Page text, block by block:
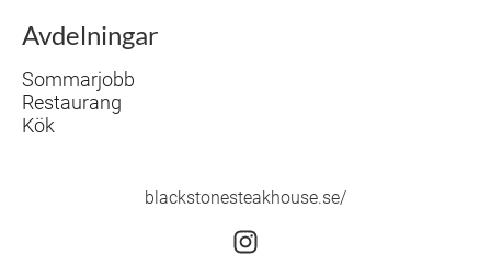
Avdelningar
Sommarjobb
Restaurang
Kök
blackstonesteakhouse.se/